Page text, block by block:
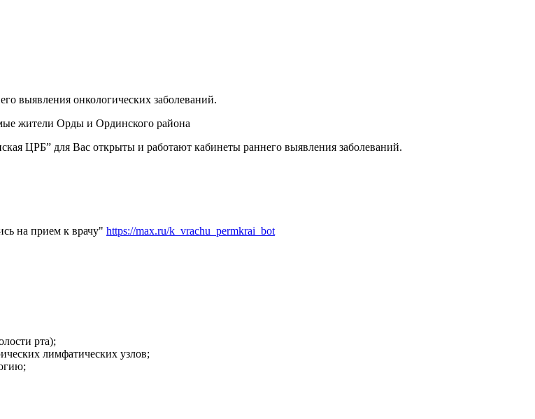
выявления онкологических заболеваний.
жители Орды и Ординского района
ЦРБ” для Вас открыты и работают кабинеты раннего выявления заболеваний.
на прием к врачу" https://max.ru/k_vrachu_permkrai_bot
рта);
лимфатических узлов;